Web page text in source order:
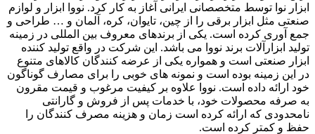
ابزار نوا توسط متخصصانی ایرانی آغاز به کار کرد. نووا ابزار و لوازم
صنعتی مثل ابزار برقی را از چین، تایوان، کره، آلمان و … طراحی و
جمع آوری کرده است. یکی از برندهای معروف بین المللی در زمینه
تولید ابزارآلات برند نووا می باشد. این شرکت در واقع تولید کننده
ابزار صنعتی است و همواره یکی از عرضه کنندگان کالاهای متنوع
در این زمینه بوده است و نمونه های خوبی را برای مصارف گوناگون
خود ارائه داده است. نووا علاوه بر کیفیت مرغوب و قیمت مقرون
به صرفه محصولات خود، با خدمات پس از فروش و گارانتی
نامحدودی که ارائه کرده است زمان و هزینه مصرف کنندگان را
حفظ و کمتر کرده است.